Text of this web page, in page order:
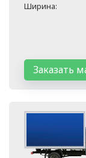
Ширина:
Заказать